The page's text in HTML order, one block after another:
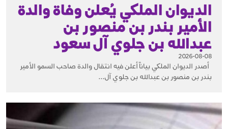
الديوان الملكي يُعلن وفاة والدة
الأمير بندر بن منصور بن
عبدالله بن جلوي آل سعود
2026-08-08
أصدر الديوان الملكي بياناً أعلن فيه انتقال والدة صاحب السمو الأمير
بندر بن منصور بن عبدالله بن جلوي آل...